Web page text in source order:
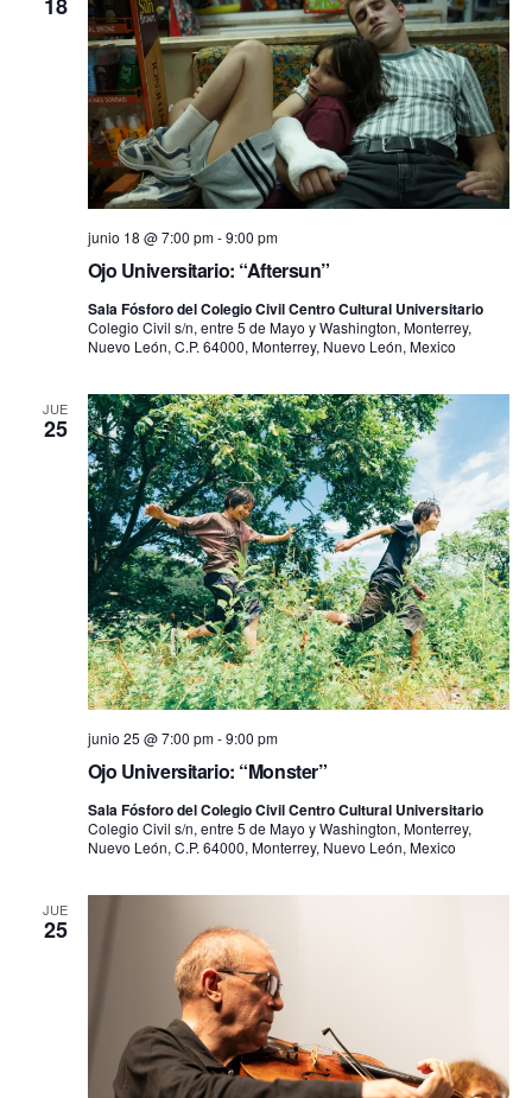
18
Ojo Universitario: “Aftersun”
junio 18 @ 7:00 pm-9:00 pm
Sala Fósforo del Colegio Civil Centro Cultural Universitario
Colegio Civil s/n, entre 5 de Mayo y Washington, Monterrey,
Nuevo León, C.P. 64000, Monterrey, Nuevo León, Mexico
JUE
25
Ojo Universitario: “Monster”
junio 25 @ 7:00 pm-9:00 pm
Sala Fósforo del Colegio Civil Centro Cultural Universitario
Colegio Civil s/n, entre 5 de Mayo y Washington, Monterrey,
Nuevo León, C.P. 64000, Monterrey, Nuevo León, Mexico
JUE
25